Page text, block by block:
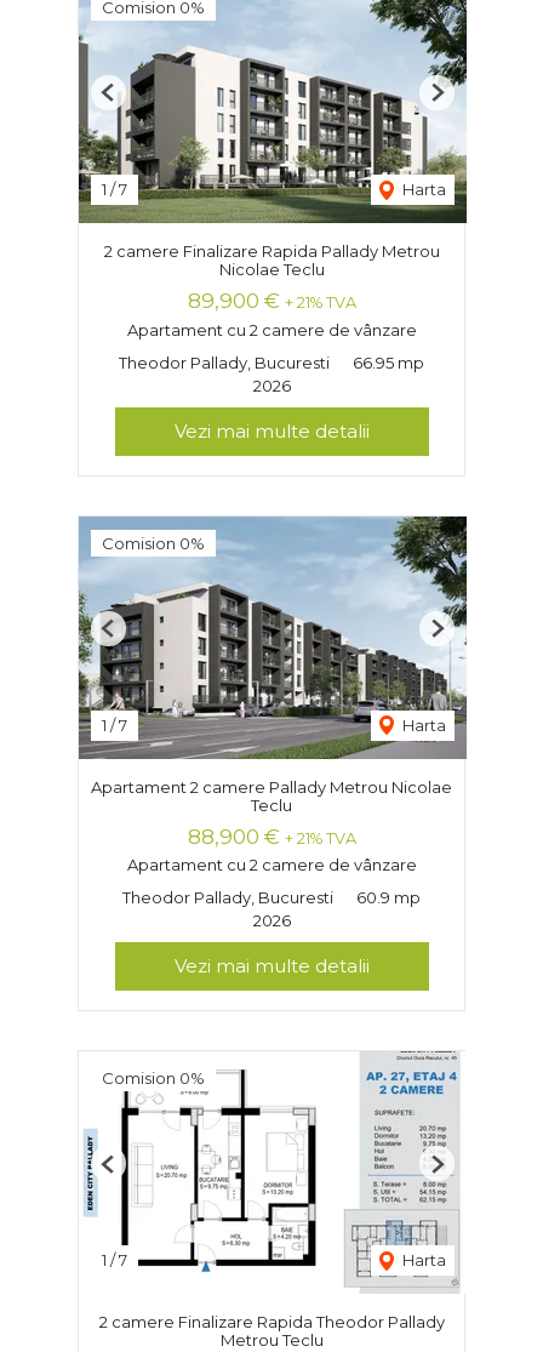
Comision 0%
1 /7 Harta
Previous Next
2 camere Finalizare Rapida Pallady Metrou
Nicolae Teclu
89,900 € + 21% TVA
Apartament cu 2 camere de vânzare
Theodor Pallady, Bucuresti
66.95 mp
2026
Vezi mai multe detalii
Comision 0%
1 /7 Harta
Previous Next
Apartament 2 camere Pallady Metrou Nicolae
Teclu
88,900 € + 21% TVA
Apartament cu 2 camere de vânzare
Theodor Pallady, Bucuresti
60.9 mp
2026
Vezi mai multe detalii
Comision 0%
1 /7 Harta
Previous Next
2 camere Finalizare Rapida Theodor Pallady
Metrou Teclu